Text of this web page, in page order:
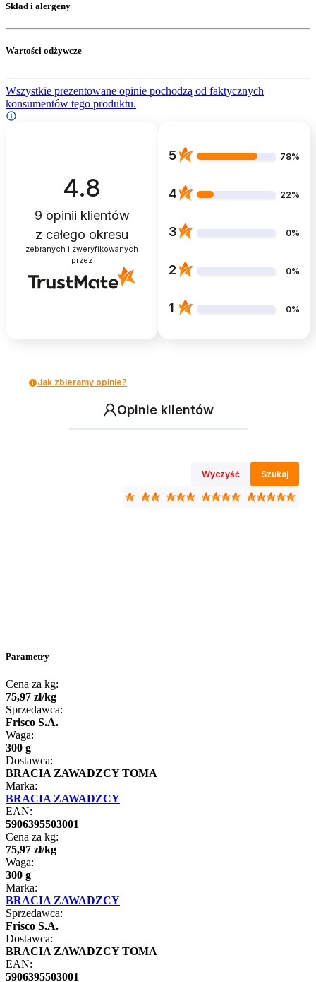
Skład i alergeny
Wartości odżywcze
Wszystkie prezentowane opinie pochodzą od faktycznych
konsumentów tego produktu.
4.8
9 opinii klientów
z całego okresu
zebranych i zweryfikowanych
przez
5 78%
4 22%
3 0%
2 0%
1 0%
Jak zbieramy opinie?
Opinie klientów
Wyczyść Szukaj
Parametry
Cena za kg:
75,97 zł/kg
Sprzedawca:
Frisco S.A.
Waga:
300 g
Dostawca:
BRACIA ZAWADZCY TOMA
Marka:
BRACIA ZAWADZCY
EAN:
5906395503001
Cena za kg:
75,97 zł/kg
Waga:
300 g
Marka:
BRACIA ZAWADZCY
Sprzedawca:
Frisco S.A.
Dostawca:
BRACIA ZAWADZCY TOMA
EAN:
5906395503001